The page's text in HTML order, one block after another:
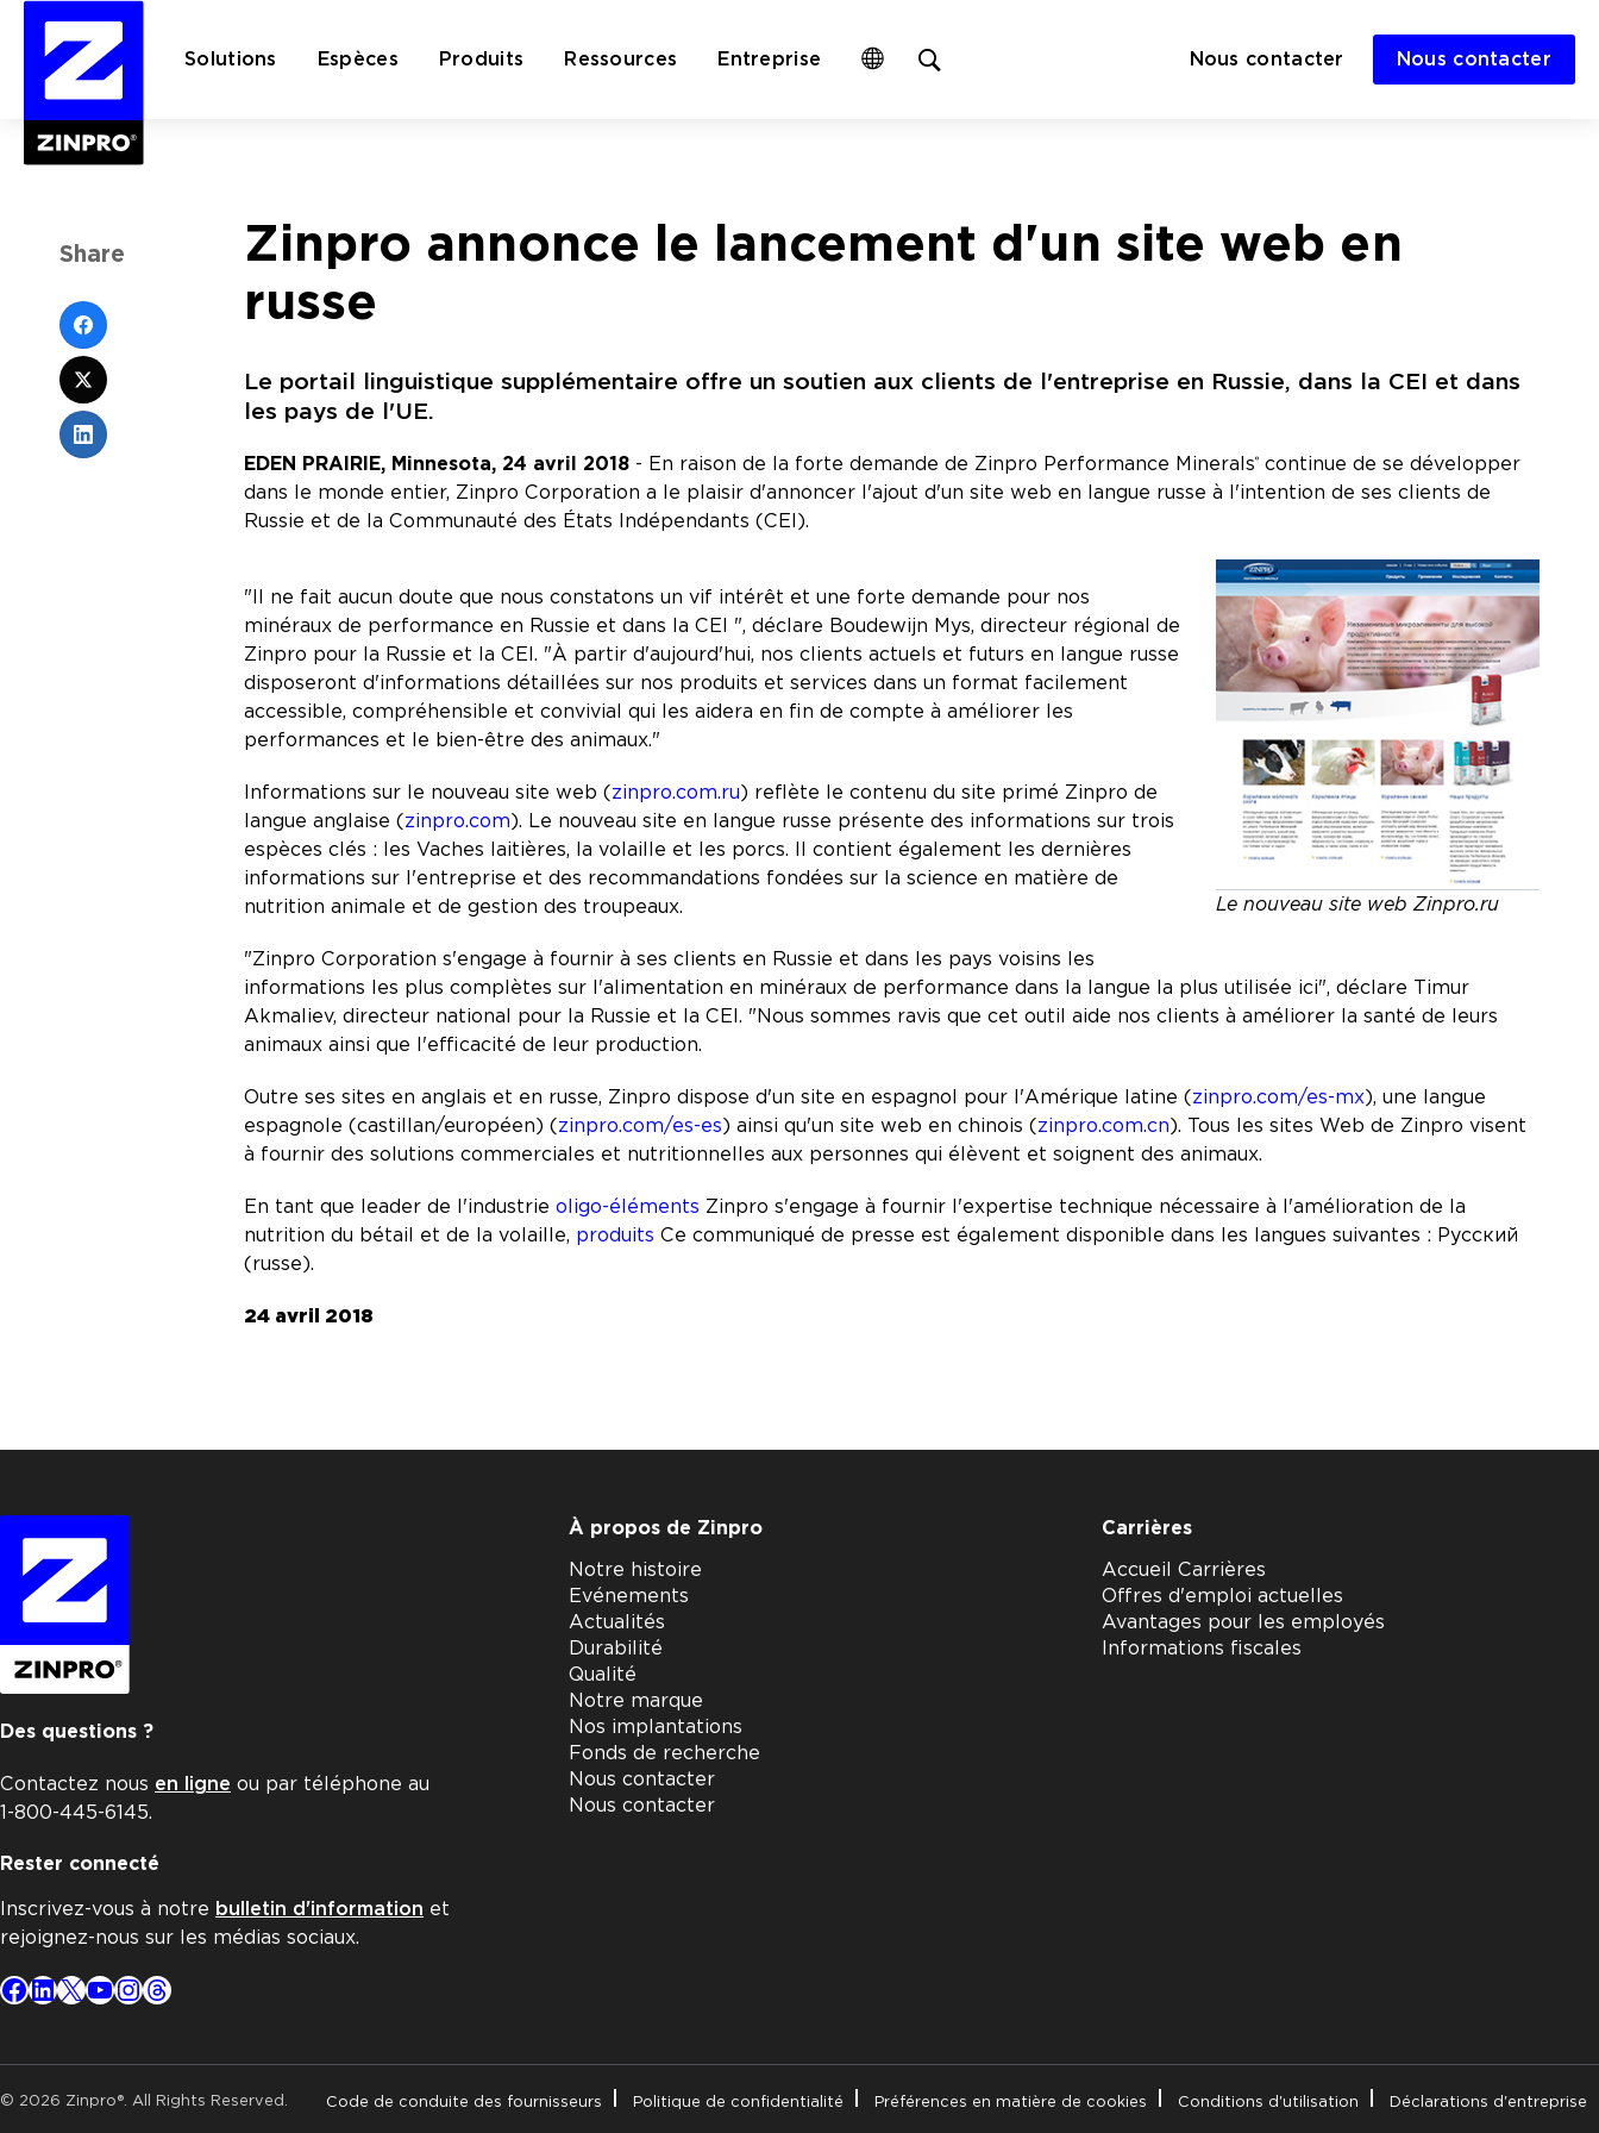
Solutions Espèces Produits Ressources Entreprise Nous contacter Nous contacter
Zinpro annonce le lancement d'un site web en
russe
Le portail linguistique supplémentaire offre un soutien aux clients de l'entreprise en Russie, dans la CEI et dans
les pays de l'UE.
EDEN PRAIRIE, Minnesota, 24 avril 2018 - En raison de la forte demande de Zinpro Performance Minerals® continue de se développer
dans le monde entier, Zinpro Corporation a le plaisir d'annoncer l'ajout d'un site web en langue russe à l'intention de ses clients de
Russie et de la Communauté des États Indépendants (CEI).
Le nouveau site web Zinpro.ru
"Il ne fait aucun doute que nous constatons un vif intérêt et une forte demande pour nos
minéraux de performance en Russie et dans la CEI ", déclare Boudewijn Mys, directeur régional de
Zinpro pour la Russie et la CEI. "À partir d'aujourd'hui, nos clients actuels et futurs en langue russe
disposeront d'informations détaillées sur nos produits et services dans un format facilement
accessible, compréhensible et convivial qui les aidera en fin de compte à améliorer les
performances et le bien-être des animaux."
Informations sur le nouveau site web (zinpro.com.ru) reflète le contenu du site primé Zinpro de
langue anglaise (zinpro.com). Le nouveau site en langue russe présente des informations sur trois
espèces clés : les Vaches laitières, la volaille et les porcs. Il contient également les dernières
informations sur l'entreprise et des recommandations fondées sur la science en matière de
nutrition animale et de gestion des troupeaux.
"Zinpro Corporation s'engage à fournir à ses clients en Russie et dans les pays voisins les
informations les plus complètes sur l'alimentation en minéraux de performance dans la langue la plus utilisée ici", déclare Timur
Akmaliev, directeur national pour la Russie et la CEI. "Nous sommes ravis que cet outil aide nos clients à améliorer la santé de leurs
animaux ainsi que l'efficacité de leur production.
Outre ses sites en anglais et en russe, Zinpro dispose d'un site en espagnol pour l'Amérique latine (zinpro.com/es-mx), une langue
espagnole (castillan/européen) (zinpro.com/es-es) ainsi qu'un site web en chinois (zinpro.com.cn). Tous les sites Web de Zinpro visent
à fournir des solutions commerciales et nutritionnelles aux personnes qui élèvent et soignent des animaux.
En tant que leader de l'industrie oligo-éléments Zinpro s'engage à fournir l'expertise technique nécessaire à l'amélioration de la
nutrition du bétail et de la volaille, produits Ce communiqué de presse est également disponible dans les langues suivantes : Pусский
(russe).
24 avril 2018
Share
Des questions ?
Contactez nous en ligne ou par téléphone au
1-800-445-6145.
Rester connecté
Inscrivez-vous à notre bulletin d'information et
rejoignez-nous sur les médias sociaux.
Facebook
LinkedIn
X YouTube
Instagram
Threads
À propos de Zinpro
Notre histoire
Evénements
Actualités
Durabilité
Qualité
Notre marque
Nos implantations
Fonds de recherche
Nous contacter
Nous contacter
Carrières
Accueil Carrières
Offres d'emploi actuelles
Avantages pour les employés
Informations fiscales
© 2026 Zinpro®. All Rights Reserved. Code de conduite des fournisseurs Politique de confidentialité Préférences en matière de cookies Conditions d'utilisation Déclarations d'entreprise